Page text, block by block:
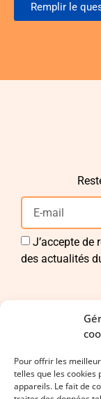
Pour offrir les
telles que les cookies
appareils. Le fait de
Remplir le
J’accepte de
des actualités